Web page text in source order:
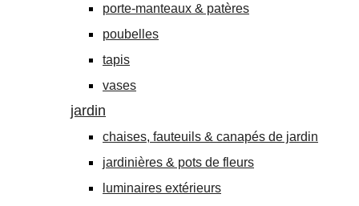
porte-manteaux & patères
poubelles
tapis
vases
jardin
chaises, fauteuils & canapés de jardin
jardinières & pots de fleurs
luminaires extérieurs